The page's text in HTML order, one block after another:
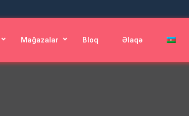
Mağazalar Bloq Əlaqə